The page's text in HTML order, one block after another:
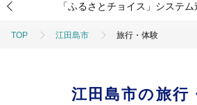
「ふるさとチョイス」システ
TOP 江田島市 旅行・体験
江田島市の旅行